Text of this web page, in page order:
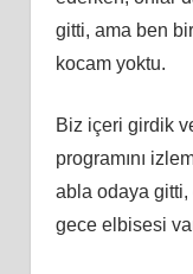
gitti, ama ben
kocam yoktu.
Biz içeri girdik
programını
abla odaya
gece elbisesi